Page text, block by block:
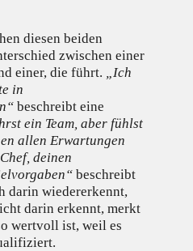
diesen beiden
zwischen einer
einer, die führt.
„Ich
in
beschreibt eine
ein Team, aber fühlst
allen Erwartungen
deinen
beschreibt
darin wiedererkennt,
darin erkennt, merkt
wertvoll ist, weil es